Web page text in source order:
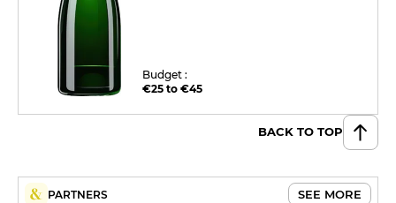
Budget :
€25 to €45
BACK TO TOP
PARTNERS SEE MORE